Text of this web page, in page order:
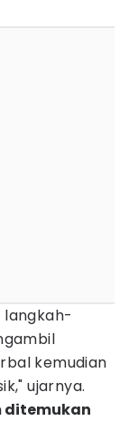
langkah-
kemudian
ujarnya.
ditemukan